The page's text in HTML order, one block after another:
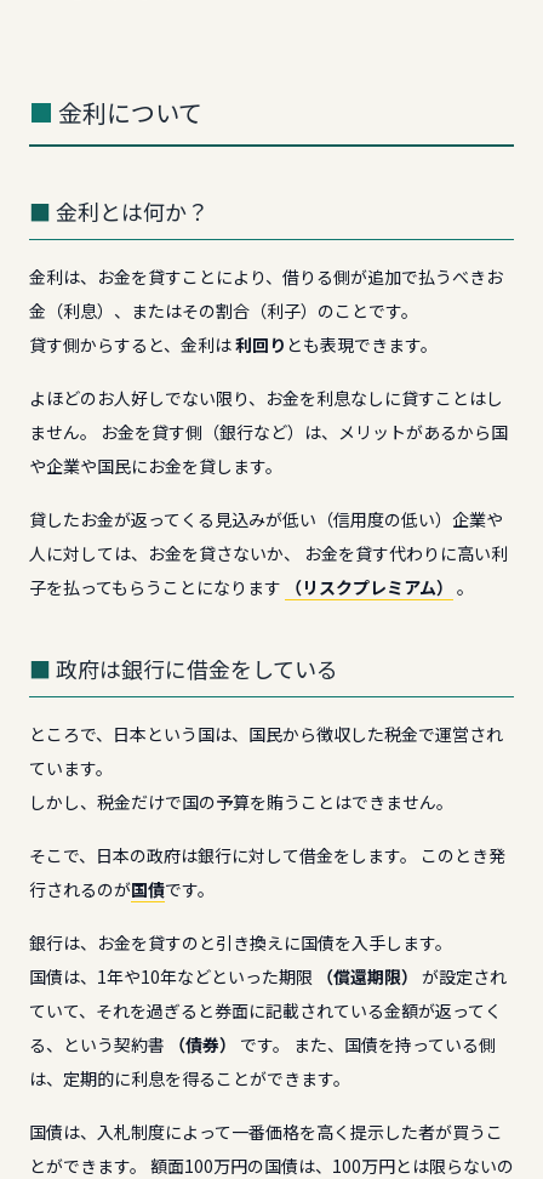
金利について
金利とは何か？
金利は、お金を貸すことにより、借りる側が追加で払うべきお
金（利息）、またはその割合（利子）のことです。
貸す側からすると、金利は利回り とも表現できます。
よほどのお人好しでない限り、お金を利息なしに貸すことはし
ません。 お金を貸す側（銀行など）は、メリットがあるから国
や企業や国民にお金を貸します。
貸したお金が返ってくる見込みが低い（信用度の低い）企業や
人に対しては、お金を貸さないか、 お金を貸す代わりに高い利
子を払ってもらうことになります
（リスクプレミアム） 。
政府は銀行に借金をしている
ところで、日本という国は、国民から徴収した税金で運営され
ています。
しかし、税金だけで国の予算を賄うことはできません。
そこで、日本の政府は銀行に対して借金をします。 このとき発
行されるのが国債です。
銀行は、お金を貸すのと引き換えに国債を入手します。
国債は、1年や10年などといった期限
（償還期限） が設定され
ていて、それを過ぎると券面に記載されている金額が返ってく
る、という契約書
（債券）
です。 また、国債を持っている側
は、定期的に利息を得ることができます。
国債は、入札制度によって一番価格を高く提示した者が買うこ
とができます。 額面100万円の国債は、100万円とは限らないの